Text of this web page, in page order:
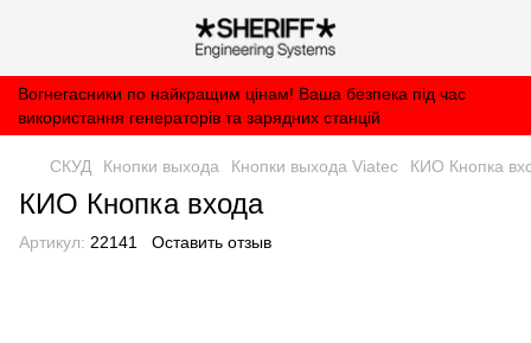
Вогнегасники по найкращим цінам! Ваша безпека під час
використання генераторів та зарядних станцій
СКУД Кнопки выхода Кнопки выхода Viatec КИО Кнопка
КИО Кнопка входа
Артикул: 22141 Оставить отзыв